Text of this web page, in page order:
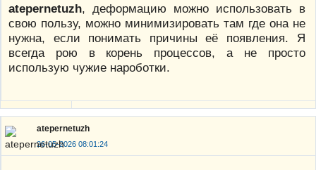
atepernetuzh, деформацию можно использовать в
свою пользу, можно минимизировать там где она не
нужна, если понимать причины её появления. Я
всегда рою в корень процессов, а не просто
использую чужие нароботки.
atepernetuzh
26-05-2026 08:01:24